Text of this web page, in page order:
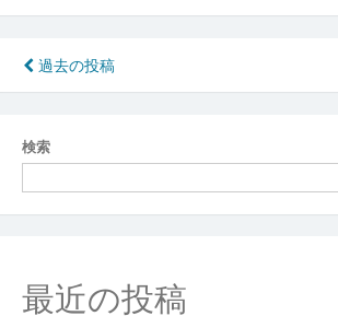
セ
ュ
え
る
社
会
投
稿
ナ
ビ
ゲ
シ
過去の投稿
検索
最近の投稿